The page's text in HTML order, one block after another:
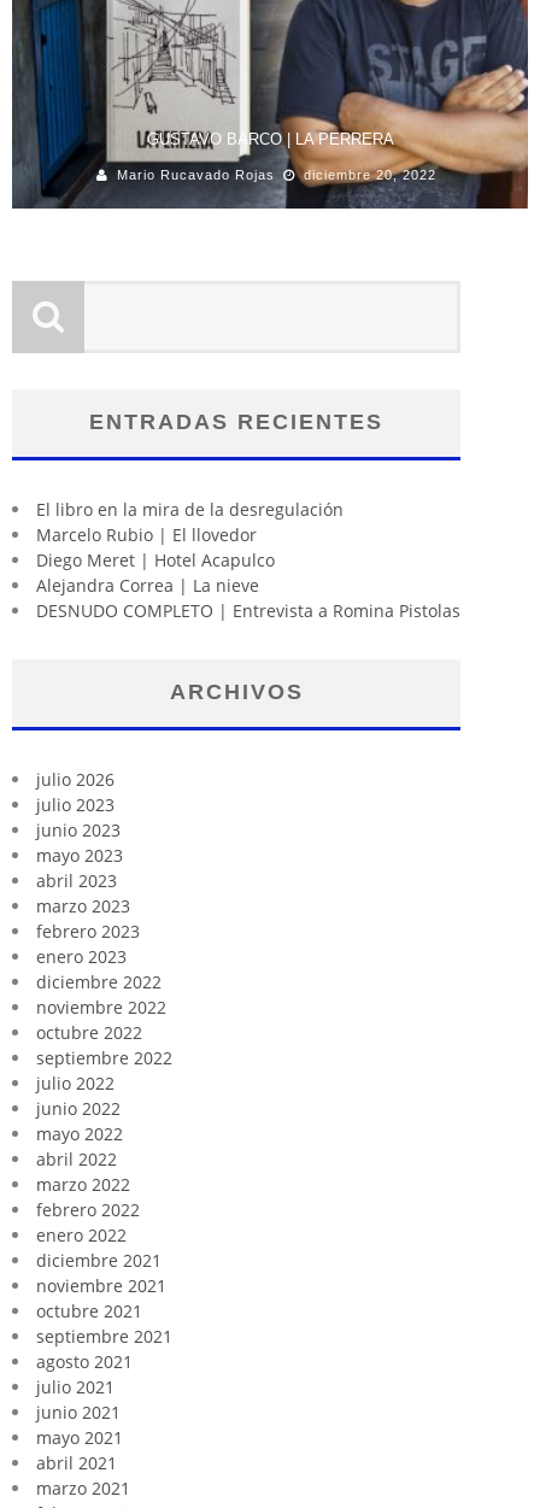
GUSTAVO BARCO | LA PERRERA
Mario Rucavado Rojas diciembre 20, 2022
ENTRADAS RECIENTES
El libro en la mira de la desregulación
Marcelo Rubio | El llovedor
Diego Meret | Hotel Acapulco
Alejandra Correa | La nieve
DESNUDO COMPLETO | Entrevista a Romina Pistolas
ARCHIVOS
julio 2026
julio 2023
junio 2023
mayo 2023
abril 2023
marzo 2023
febrero 2023
enero 2023
diciembre 2022
noviembre 2022
octubre 2022
septiembre 2022
julio 2022
junio 2022
mayo 2022
abril 2022
marzo 2022
febrero 2022
enero 2022
diciembre 2021
noviembre 2021
octubre 2021
septiembre 2021
agosto 2021
julio 2021
junio 2021
mayo 2021
abril 2021
marzo 2021